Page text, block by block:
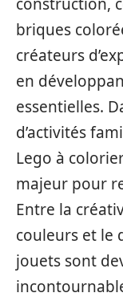
briques
créateurs
en
essentielles.
d’activités
Lego à
majeur pour
Entre la
couleurs et le
jouets sont